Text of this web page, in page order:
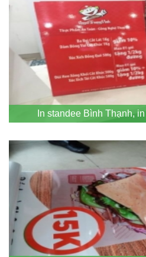
In standee Bình Thạnh,